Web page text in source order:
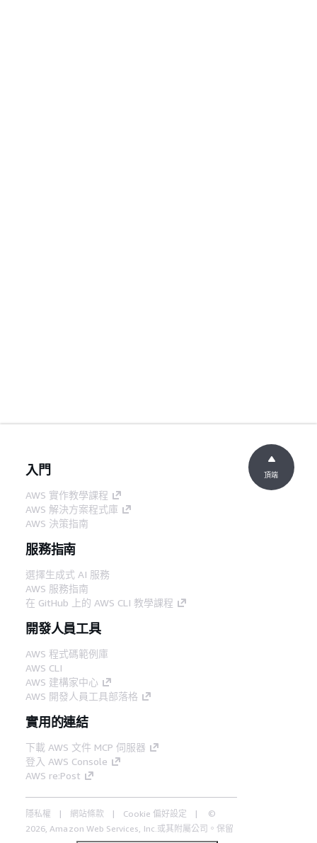
入門
AWS 實作教學課程
AWS 解決方案程式庫
AWS 決策指南
服務指南
選擇生成式 AI 服務
AWS 服務指南
在 GitHub 上的 AWS CLI 教學課程
開發人員工具
AWS 程式碼範例庫
AWS CLI
AWS 建構家中心
AWS 開發人員工具部落格
實用的連結
下載 AWS 文件 MCP 伺服器
登入 AWS Console
AWS re:Post
隱私權 網站條款 Cookie 偏好設定
©
2026, Amazon Web Services, Inc.或其附屬公司。保留
頂端